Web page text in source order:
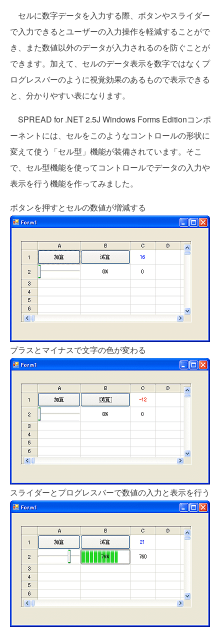
セルに数字データを入力する際、ボタンやスライダー
で入力できるとユーザーの入力操作を軽減することがで
き、また数値以外のデータが入力されるのを防ぐことが
できます。加えて、セルのデータ表示を数字ではなくプ
ログレスバーのように視覚効果のあるもので表示できる
と、分かりやすい表になります。
SPREAD for .NET 2.5J Windows Forms Editionコンポ
ーネントには、セルをこのようなコントロールの形状に
変えて使う「セル型」機能が装備されています。そこ
で、セル型機能を使ってコントロールでデータの入力や
表示を行う機能を作ってみました。
ボタンを押すとセルの数値が増減する
プラスとマイナスで文字の色が変わる
スライダーとプログレスバーで数値の入力と表示を行う